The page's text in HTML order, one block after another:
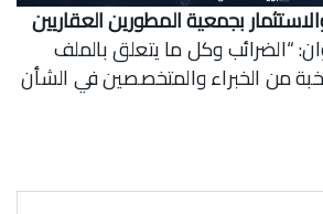
بجمعية المطورين العقاريين
“الضرائب وكل ما يتعلق بالملف
من الخبراء والمتخصصين في الشأن